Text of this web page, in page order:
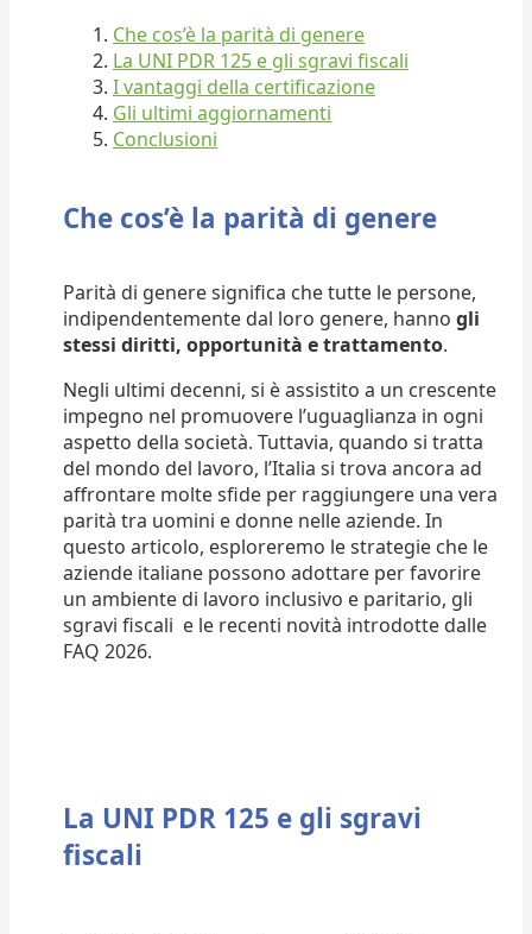
Che cos’è la parità di genere
La UNI PDR 125 e gli sgravi fiscali
I vantaggi della certificazione
Gli ultimi aggiornamenti
Conclusioni
Che cos’è la parità di genere
Parità di genere significa che tutte le persone,
indipendentemente dal loro genere, hanno gli
stessi diritti, opportunità e trattamento.
Negli ultimi decenni, si è assistito a un crescente
impegno nel promuovere l’uguaglianza in ogni
aspetto della società. Tuttavia, quando si tratta
del mondo del lavoro, l’Italia si trova ancora ad
affrontare molte sfide per raggiungere una vera
parità tra uomini e donne nelle aziende. In
questo articolo, esploreremo le strategie che le
aziende italiane possono adottare per favorire
un ambiente di lavoro inclusivo e paritario, gli
sgravi fiscali e le recenti novità introdotte dalle
FAQ 2026.
La UNI PDR 125 e gli sgravi
fiscali